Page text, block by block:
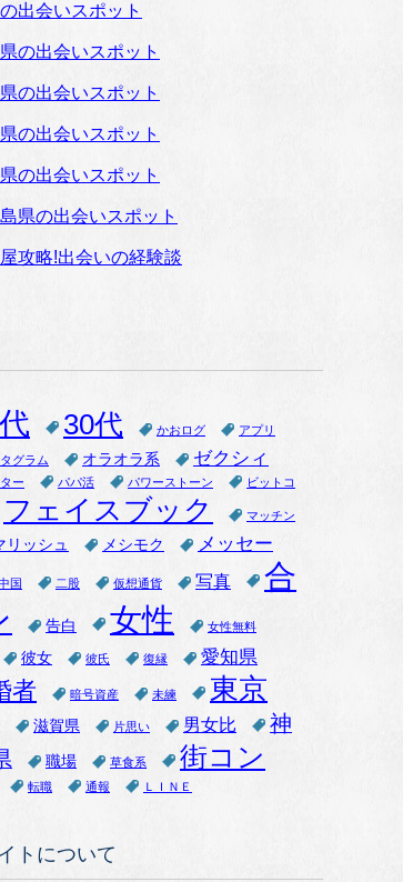
出会いスポット
の出会いスポット
の出会いスポット
の出会いスポット
の出会いスポット
県の出会いスポット
攻略!出会いの経験談
30代 かおログ アプリ
グラム オラオラ系 ゼクシィ
ー パパ活 パワーストーン ビットコ
フェイスブック マッチン
リッシュ メシモク
メッセー
国 二股 仮想通貨 写真
合
告白 女性 女性無料
彼女 彼氏 復縁 愛知県
者 暗号資産 未練 東京
滋賀県 片思い 男女比
神
職場 草食系 街コン
転職 通報 ＬＩＮＥ
トについて